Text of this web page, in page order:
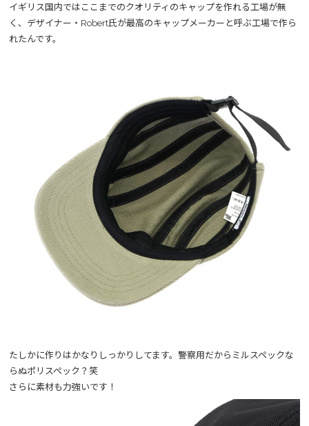
イギリス国内ではここまでのクオリティのキャップを作れる工場が無
く、デザイナー・Robert氏が最高のキャップメーカーと呼ぶ工場で作ら
れたんです。
たしかに作りはかなりしっかりしてます。警察用だからミルスペックな
らぬポリスペック？笑
さらに素材も力強いです！